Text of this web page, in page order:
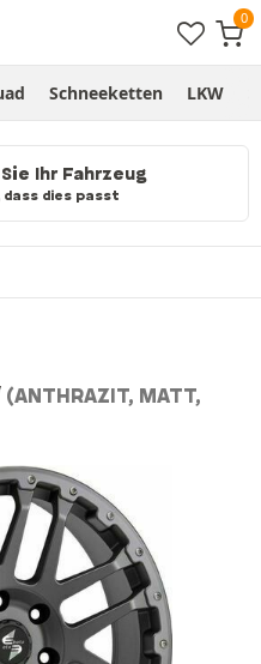
Schneeketten LKW
Ihr Fahrzeug
dies passt
(ANTHRAZIT, MATT,